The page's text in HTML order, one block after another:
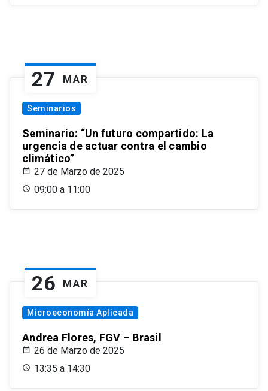
27 MAR
Seminarios
Seminario: “Un futuro compartido: La
urgencia de actuar contra el cambio
climático”
27 de Marzo de 2025
09:00 a 11:00
26 MAR
Microeconomía Aplicada
Andrea Flores, FGV – Brasil
26 de Marzo de 2025
13:35 a 14:30